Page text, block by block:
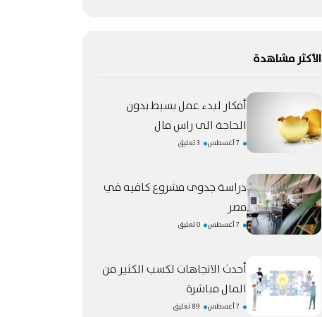
الأكثر مشاهدة
أفكار لبدء عمل بسيط بدون
الحاجة الى راس مال
7 أغسطس 3 تعليق
دراسة جدوى مشروع كافيه في
مصر
7 أغسطس 0 تعليق
أحدث الاتجاهات لكسب الكثير من
المال مباشرة
7 أغسطس 89 تعليق